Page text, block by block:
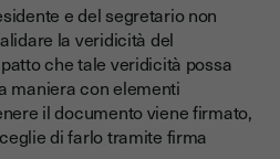
e del segretario non
la veridicità del
che tale veridicità possa
maniera con elementi
il documento viene firmato,
di farlo tramite firma